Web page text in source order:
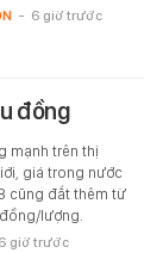
- 6 giờ trước
đồng
mạnh trên thị
giá trong nước
cũng đắt thêm từ
đồng/lượng.
6 giờ trước